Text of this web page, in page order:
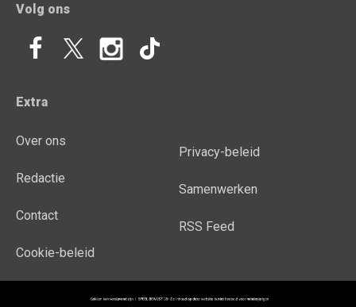
Volg ons
Extra
Over ons
Redactie
Contact
Cookie-beleid
Privacy-beleid
Samenwerken
RSS Feed